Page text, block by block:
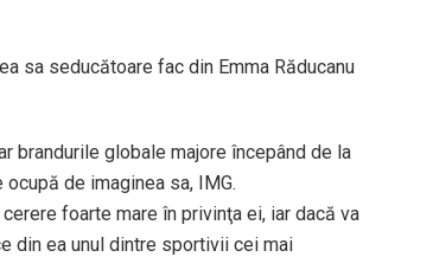
sa seducătoare fac din Emma Răducanu
brandurile globale majore începând de la
de imaginea sa, IMG.
foarte mare în privinţa ei, iar dacă va
din ea unul dintre sportivii cei mai